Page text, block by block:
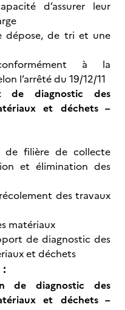
d’assurer leur
dépose, de tri et une
à la
l’arrêté du 19/12/11
de diagnostic des
et déchets –
de filière de collecte
et élimination des
des travaux
matériaux
de diagnostic des
et déchets
de diagnostic des
et déchets –